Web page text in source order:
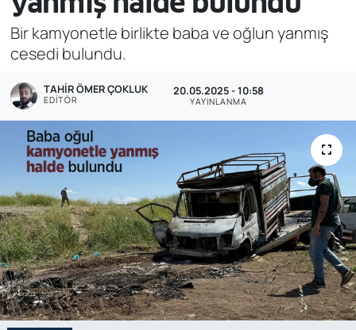
Bir kamyonetle birlikte baba ve oğlun yanmış
cesedi bulundu.
TAHIR ÖMER ÇOKLUK
EDITÖR
20.05.2025 - 10:58
YAYINLANMA
Bilim ve Teknoloji
Bölge
Dünya
Ekonomi
Gündem
Özel Haber
POLİTİKA
Son Dakika Haberleri
Haber Arşivi